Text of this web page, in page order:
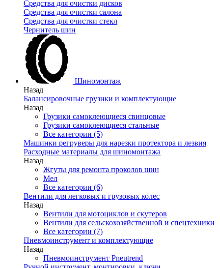
Средства для очистки дисков
Средства для очистки салона
Средства для очистки стекл
Чернитель шин
Шиномонтаж
Назад
Балансировочные грузики и комплектующие
Назад
Грузики самоклеющиеся свинцовые
Грузики самоклеющиеся стальные
Все категории (5)
Машинки регруверы для нарезки протектора и лезвия
Расходные материалы для шиномонтажа
Назад
Жгуты для ремонта проколов шин
Мел
Все категории (6)
Вентили для легковых и грузовых колес
Назад
Вентили для мотоциклов и скутеров
Вентили для сельскохозяйственной и спецтехники
Все категории (7)
Пневмоинструмент и комплектующие
Назад
Пневмоинструмент Pneutrend